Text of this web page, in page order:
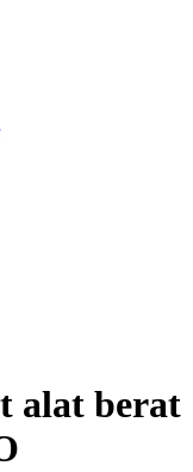
alat berat